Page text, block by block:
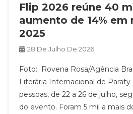
Flip 2026 reúne 40
aumento de 14% em
2025
28 De Julho De 2026
Foto: Rovena Rosa/Agência
Literária Internacional de
pessoas, de 22 a 26 de julho,
do evento. Foram 5 mil a mais